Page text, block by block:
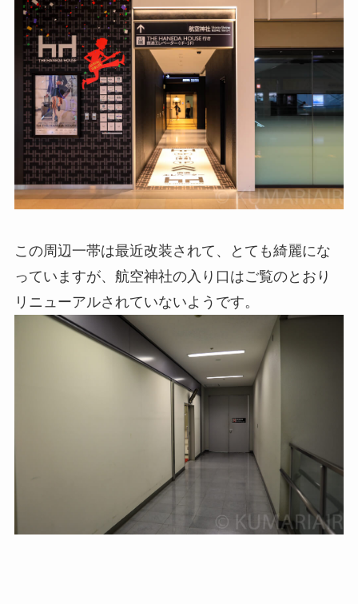
この周辺一帯は最近改装されて、とても綺麗にな
っていますが、航空神社の入り口はご覧のとおり
リニューアルされていないようです。